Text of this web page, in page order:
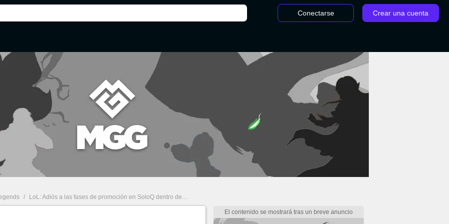
Conectarse Crear una cuenta
/ LoL: Adiós a las fases de promoción en SoloQ dentro de una división en League of Legends